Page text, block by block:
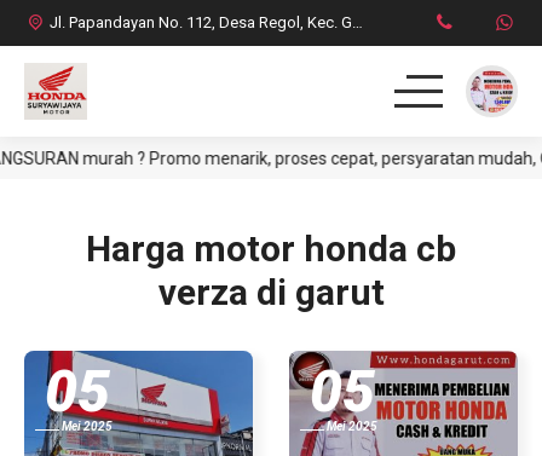
Jl. Papandayan No. 112, Desa Regol, Kec. Garut Kota, Kab. Garut
HOME
DAFTAR HARGA CASH
BROSUR CREDIT
SYARAT CASH / CREDIT
murah ? Promo menarik, proses cepat, persyaratan mudah,
Harga motor honda cb
verza di garut
05
Mei 2025
05
Mei 2025